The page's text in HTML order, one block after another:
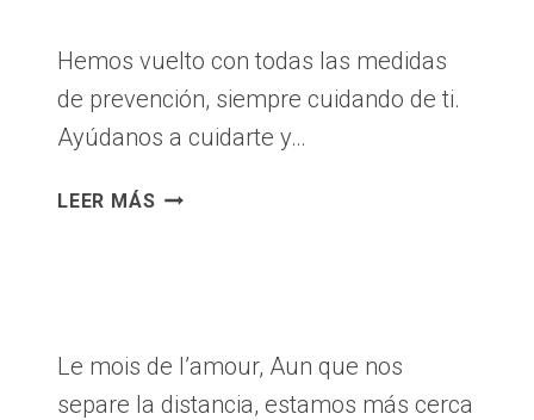
Hemos vuelto con todas las medidas
de prevención, siempre cuidando de ti.
Ayúdanos a cuidarte y…
LEER MÁS VOLVIMOS
Le mois de l’amour, Aun que nos
separe la distancia, estamos más cerca